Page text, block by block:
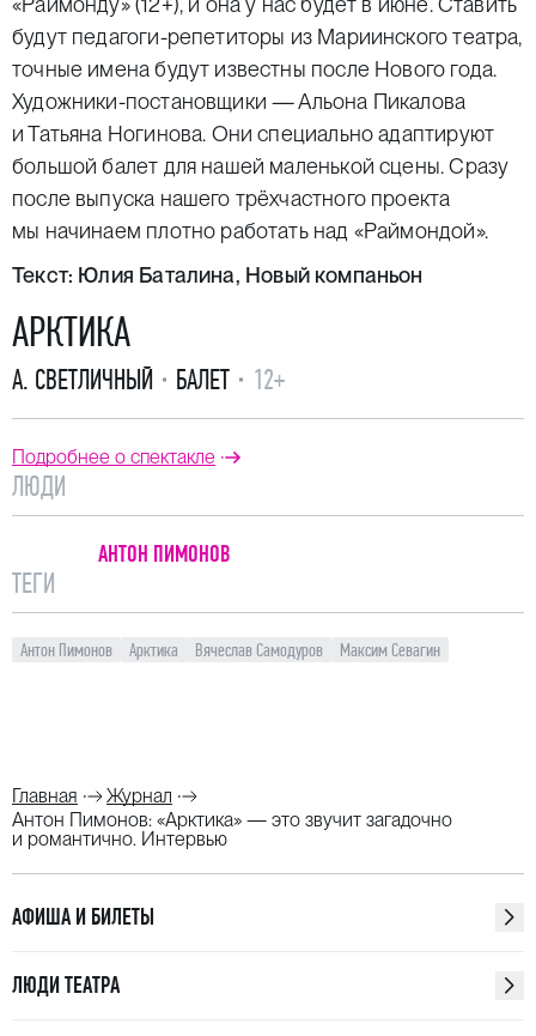
будут педагоги-репетиторы из Мариинского театра,
точные имена будут известны после Нового года.
Художники-постановщики — Альона Пикалова
и Татьяна Ногинова. Они специально адаптируют
большой балет для нашей маленькой сцены. Сразу
после выпуска нашего трёхчастного проекта
мы начинаем плотно работать над «Раймондой».
Текст: Юлия Баталина, Новый компаньон
АРКТИКА
А. СВЕТЛИЧНЫЙ БАЛЕТ 12+
Подробнее о спектакле
ЛЮДИ
АНТОН ПИМОНОВ
ТЕГИ
Антон Пимонов Арктика Вячеслав Самодуров Максим Севагин
Главная
Журнал
Антон Пимонов: «Арктика» — это звучит загадочно
и романтично. Интервью
АФИША И БИЛЕТЫ
ЛЮДИ ТЕАТРА